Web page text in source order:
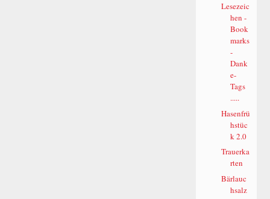
Lesezeic
hen -
Book
marks
-
Dank
e-
Tags
.....
Hasenfrü
hstüc
k 2.0
Trauerka
rten
Bärlauc
hsalz